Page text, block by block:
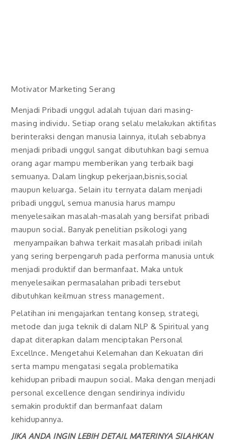
Motivator Marketing Serang
Menjadi Pribadi unggul adalah tujuan dari masing-
masing individu. Setiap orang selalu melakukan aktifitas
berinteraksi dengan manusia lainnya, itulah sebabnya
menjadi pribadi unggul sangat dibutuhkan bagi semua
orang agar mampu memberikan yang terbaik bagi
semuanya. Dalam lingkup pekerjaan,bisnis,social
maupun keluarga. Selain itu ternyata dalam menjadi
pribadi unggul, semua manusia harus mampu
menyelesaikan masalah-masalah yang bersifat pribadi
maupun social. Banyak penelitian psikologi yang
menyampaikan bahwa terkait masalah pribadi inilah
yang sering berpengaruh pada performa manusia untuk
menjadi produktif dan bermanfaat. Maka untuk
menyelesaikan permasalahan pribadi tersebut
dibutuhkan keilmuan stress management.
Pelatihan ini mengajarkan tentang konsep, strategi,
metode dan juga teknik di dalam NLP & Spiritual yang
dapat diterapkan dalam menciptakan Personal
Excellnce. Mengetahui Kelemahan dan Kekuatan diri
serta mampu mengatasi segala problematika
kehidupan pribadi maupun social. Maka dengan menjadi
personal excellence dengan sendirinya individu
semakin produktif dan bermanfaat dalam
kehidupannya.
JIKA ANDA INGIN LEBIH DETAIL MATERINYA SILAHKAN